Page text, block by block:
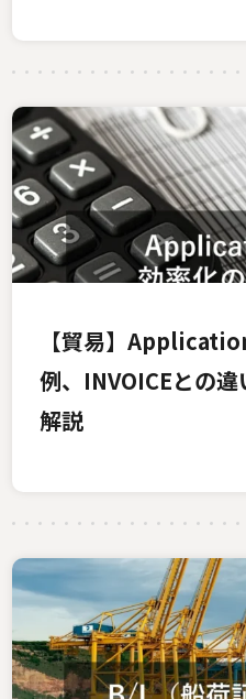
【貿易】
例、INVOICEとの
解説